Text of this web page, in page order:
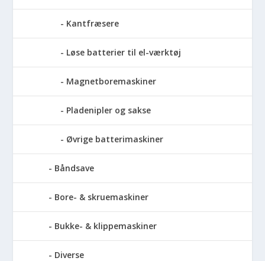
Kantfræsere
Løse batterier til el-værktøj
Magnetboremaskiner
Pladenipler og sakse
Øvrige batterimaskiner
Båndsave
Bore- & skruemaskiner
Bukke- & klippemaskiner
Diverse